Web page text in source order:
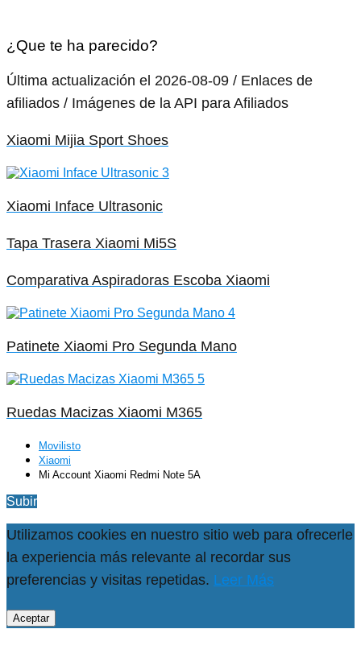
¿Que te ha parecido?
Última actualización el 2026-08-09 / Enlaces de
afiliados / Imágenes de la API para Afiliados
Xiaomi Mijia Sport Shoes
Xiaomi Inface Ultrasonic
Tapa Trasera Xiaomi Mi5S
Comparativa Aspiradoras Escoba Xiaomi
Patinete Xiaomi Pro Segunda Mano
Ruedas Macizas Xiaomi M365
Movilisto
Xiaomi
Mi Account Xiaomi Redmi Note 5A
Subir
Utilizamos cookies en nuestro sitio web para ofrecerle
la experiencia más relevante al recordar sus
preferencias y visitas repetidas. Leer Más
Aceptar